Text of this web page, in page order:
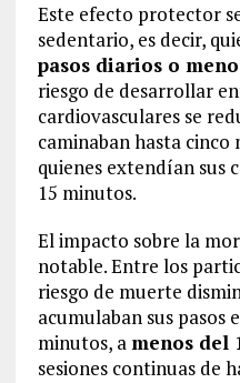
Este efecto protector
sedentario, es decir,
pasos diarios o
riesgo de desarrollar
cardiovasculares se
caminaban hasta
quienes extendían sus
15 minutos.
El impacto sobre la
notable. Entre los
riesgo de muerte
acumulaban sus pasos
minutos, a menos del
sesiones continuas de